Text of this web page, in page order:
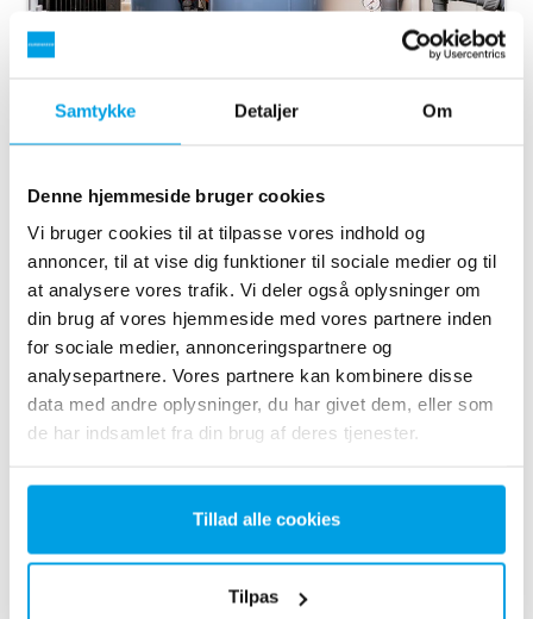
Samtykke Detaljer Om
Denne hjemmeside bruger cookies
Vi bruger cookies til at tilpasse vores indhold og
annoncer, til at vise dig funktioner til sociale medier og til
at analysere vores trafik. Vi deler også oplysninger om
din brug af vores hjemmeside med vores partnere inden
for sociale medier, annonceringspartnere og
analysepartnere. Vores partnere kan kombinere disse
data med andre oplysninger, du har givet dem, eller som
de har indsamlet fra din brug af deres tjenester.
Tillad alle cookies
Tilpas
Container bestående af blødgøringsanlæg kan levere
en hårdhed på mindre end 0,5 °dH og med ydelse op til
20 m /h. Anlægget er installeret i en containerløsning
sammen med omvendt osmoseanlæg (RO) og kan
kører separat eller som forbehandling til RO-
anlægget.
Containerløsningen består bl.a. af følgende: